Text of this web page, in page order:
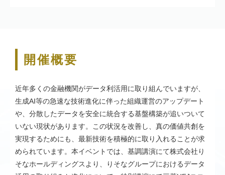
開催概要
近年多くの金融機関がデータ利活用に取り組んでいますが、
生成AI等の急速な技術進化に伴った組織運営のアップデート
や、分散したデータを安全に統合する基盤構築が追いついて
いない現状があります。この状況を改善し、真の価値共創を
実現するためにも、最新技術を積極的に取り入れることが求
められています。本イベントでは、基調講演にて株式会社り
そなホールディングスより、りそなグループにおけるデータ